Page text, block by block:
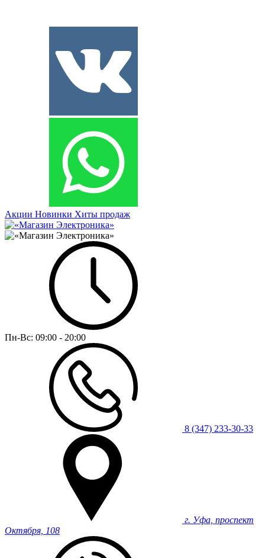
Акции Новинки Хиты продаж
Пн-Вс: 09:00 - 20:00
8 (347) 233-30-33
г. Уфа, проспект
Октября, 108